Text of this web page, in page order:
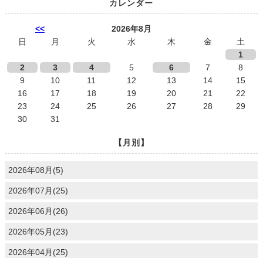
カレンダー
<<
2026年8月
日
月 火 水 木 金
土
1
2
3 4 5 6 7
8
9
10 11 12 13 14
15
16
17 18 19 20 21
22
23
24 25 26 27 28
29
30
31
【月別】
2026年08月(5)
2026年07月(25)
2026年06月(26)
2026年05月(23)
2026年04月(25)